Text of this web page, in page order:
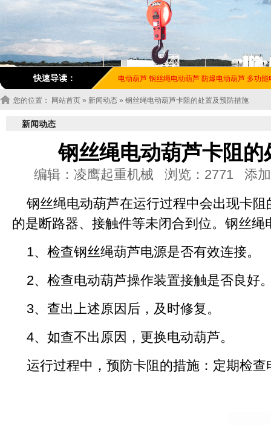
快速导读： 电动葫芦 钢丝绳电动葫芦 防爆电动葫芦 多功能
您的位置： 网站首页 » 新闻动态 » 钢丝绳电动葫芦卡阻的处置及预防措施
新闻动态
钢丝绳电动葫芦卡阻
编辑：凌鹰起重机械 浏览：2771 添加
钢丝绳电动葫芦在运行过程中会出现卡
的是断路器、接触件等未闭合到位。钢丝
1、检查钢丝绳葫芦电源是否有效连接。
2、检查电动葫芦操作装置接触是否良好
3、查出上述原因后，及时修复。
4、如查不出原因，更换电动葫芦。
运行过程中，预防卡阻的措施：定期检